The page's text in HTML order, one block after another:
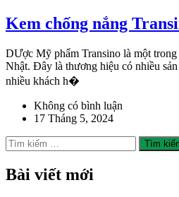
Kem chống nắng
DƯợc Mỹ phẩm Transino là một
Nhật. Đây là thương hiệu có nhiều
nhiều khách h�
Không có bình luận
17 Tháng 5, 2024
Tìm
kiếm
cho:
Bài viết mới